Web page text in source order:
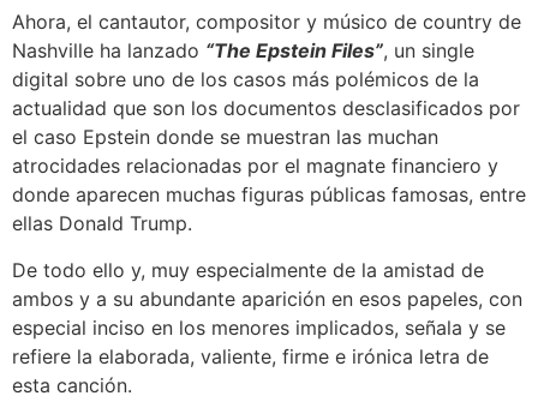
Ahora, el cantautor, compositor y músico de country de
Nashville ha lanzado “The Epstein Files”, un single
digital sobre uno de los casos más polémicos de la
actualidad que son los documentos desclasificados por
el caso Epstein donde se muestran las muchan
atrocidades relacionadas por el magnate financiero y
donde aparecen muchas figuras públicas famosas, entre
ellas Donald Trump.
De todo ello y, muy especialmente de la amistad de
ambos y a su abundante aparición en esos papeles, con
especial inciso en los menores implicados, señala y se
refiere la elaborada, valiente, firme e irónica letra de
esta canción.